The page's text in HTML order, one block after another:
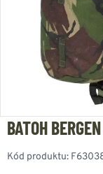
BATOH
Kód produktu: